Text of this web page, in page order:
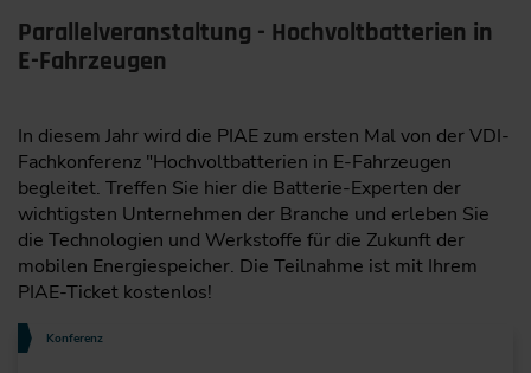
Parallelveranstaltung - Hochvoltbatterien in
E-Fahrzeugen
In diesem Jahr wird die PIAE zum ersten Mal von der VDI-
Fachkonferenz "Hochvoltbatterien in E-Fahrzeugen
begleitet. Treffen Sie hier die Batterie-Experten der
wichtigsten Unternehmen der Branche und erleben Sie
die Technologien und Werkstoffe für die Zukunft der
mobilen Energiespeicher. Die Teilnahme ist mit Ihrem
PIAE-Ticket kostenlos!
Konferenz